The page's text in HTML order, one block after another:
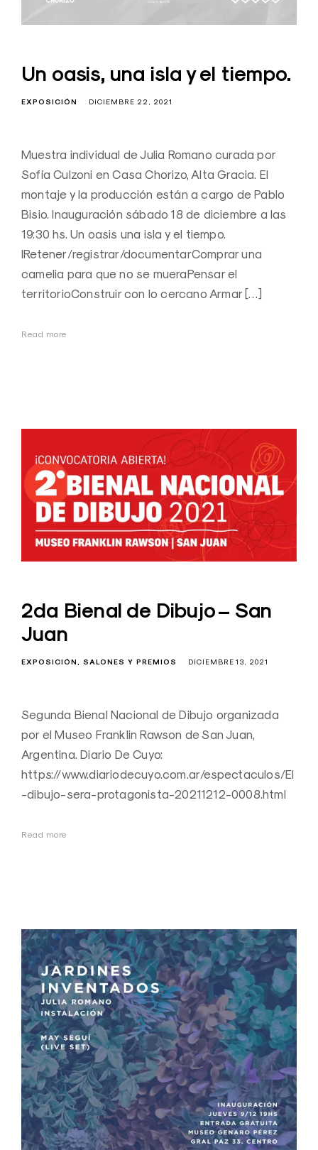
Un oasis, una isla y el tiempo.
EXPOSICIÓN DICIEMBRE 22, 2021
Muestra individual de Julia Romano curada por
Sofía Culzoni en Casa Chorizo, Alta Gracia. El
montaje y la producción están a cargo de Pablo
Bisio. Inauguración sábado 18 de diciembre a las
19:30 hs. Un oasis una isla y el tiempo.
IRetener/registrar/documentarComprar una
camelia para que no se mueraPensar el
territorioConstruir con lo cercano Armar […]
Read more
2da Bienal de Dibujo – San
Juan
EXPOSICIÓN SALONES Y PREMIOS DICIEMBRE 13, 2021
Segunda Bienal Nacional de Dibujo organizada
por el Museo Franklin Rawson de San Juan,
Argentina. Diario De Cuyo:
https://www.diariodecuyo.com.ar/espectaculos/El
-dibujo-sera-protagonista-20211212-0008.html
Read more